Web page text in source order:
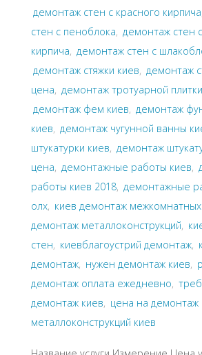
демонтаж стен с красного кирпича
стен с пеноблока, демонтаж стен
кирпича, демонтаж стен с
демонтаж стяжки киев, демонтаж
цена, демонтаж тротуарной
демонтаж фем киев, демонтаж
киев, демонтаж чугунной ванны
штукатурки киев, демонтаж
цена, демонтажные работы киев,
работы киев 2018, демонтажные
олх, киев демонтаж
демонтаж металлоконструкций,
стен, киевблагоустрий демонтаж,
демонтаж, нужен демонтаж киев,
демонтаж оплата ежедневно,
демонтаж киев, цена на демонтаж
металлоконструкций киев